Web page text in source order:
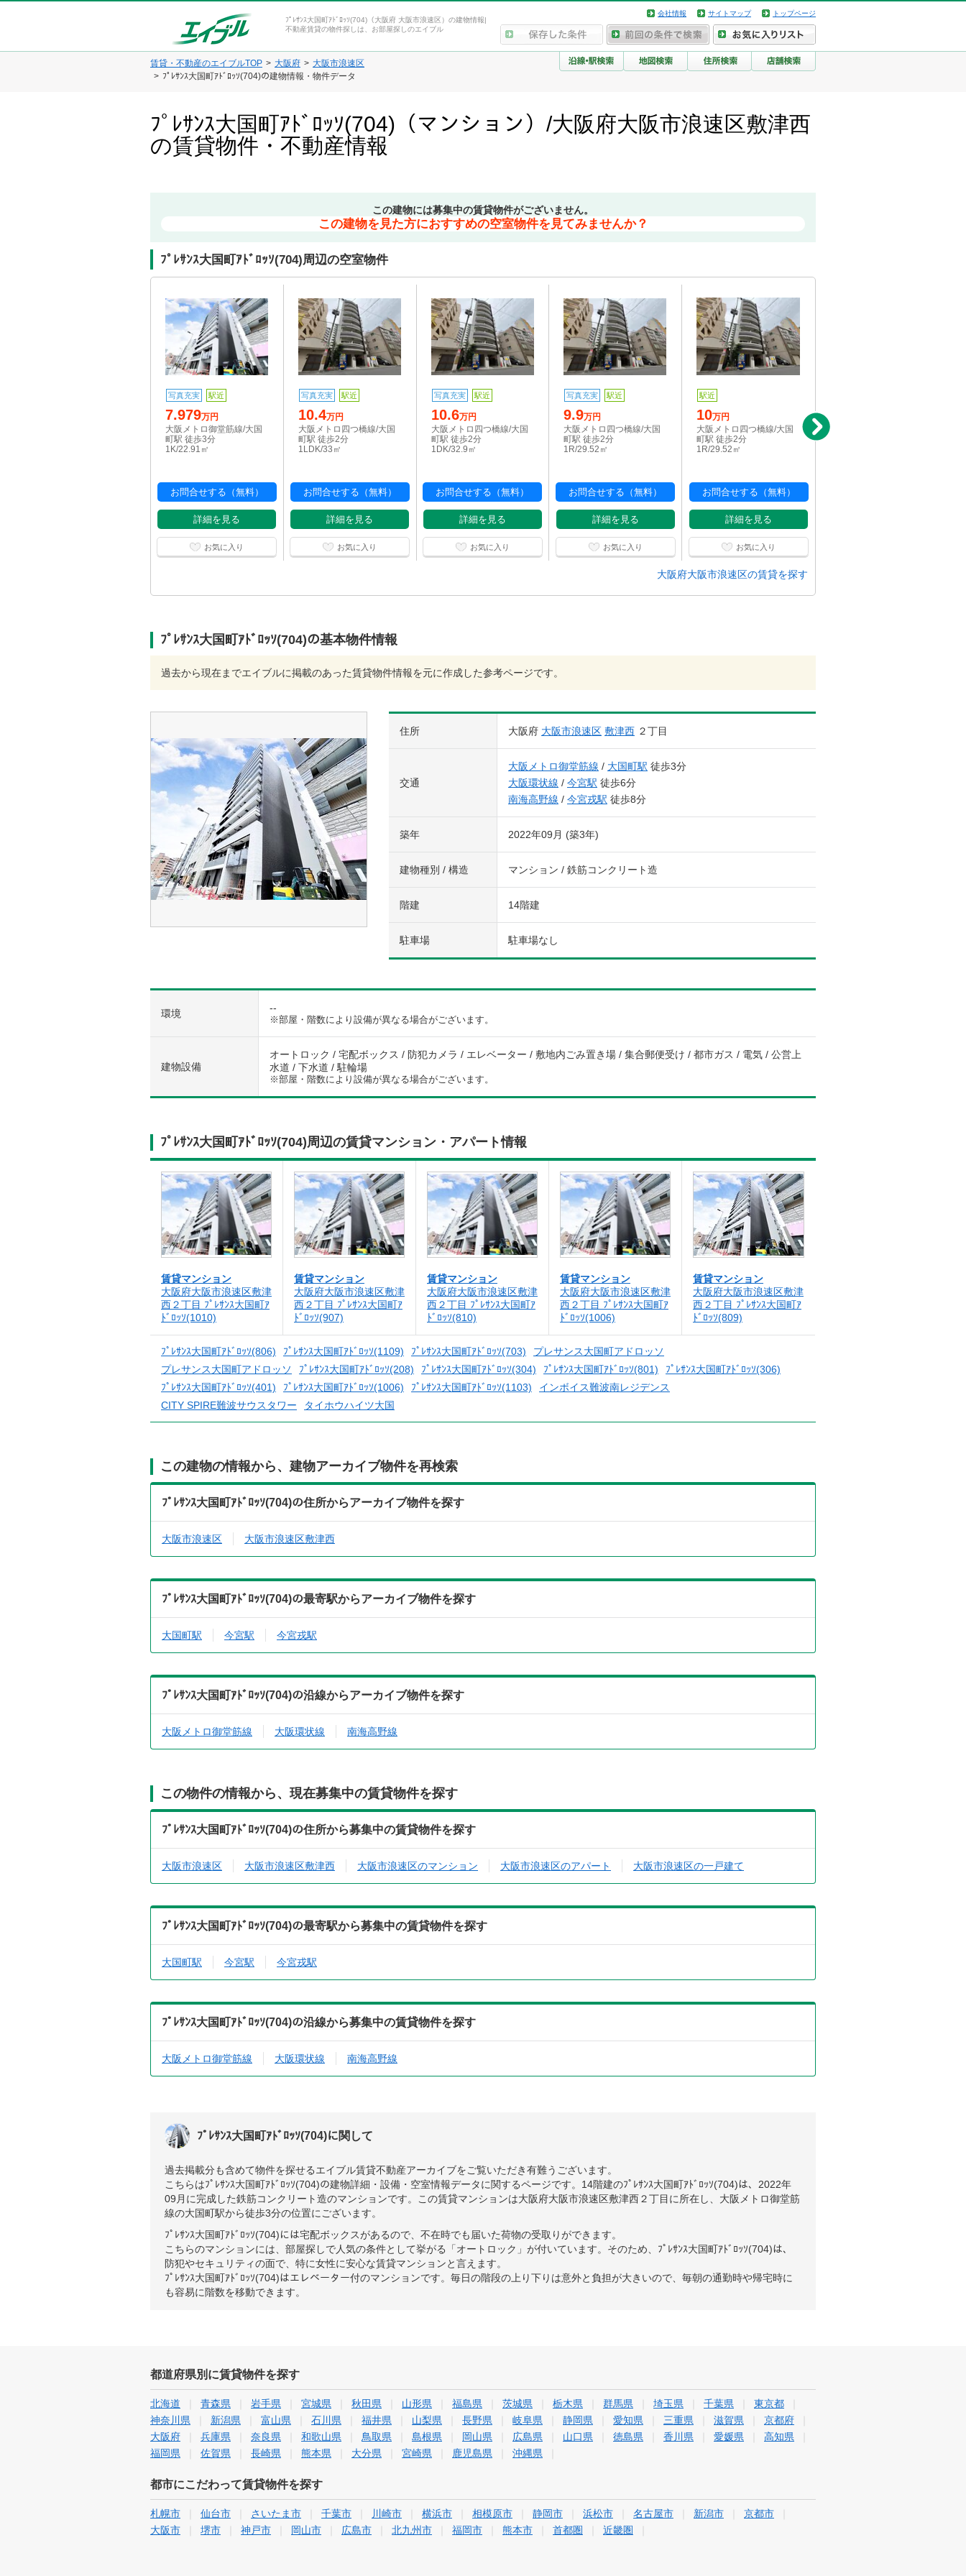
ﾌﾟﾚｻﾝｽ大国町ｱﾄﾞﾛｯｿ(704)（大阪府 大阪市浪速区）の建物情報|
不動産賃貸の物件探しは、お部屋探しのエイブル
会社情報 サイトマップ トップページ
賃貸・不動産のエイブルTOP 大阪府
大阪市浪速区
ﾌﾟﾚｻﾝｽ大国町ｱﾄﾞﾛｯｿ(704)の建物情報・物件データ
ﾌﾟﾚｻﾝｽ大国町ｱﾄﾞﾛｯｿ(704)（マンション）/大阪府大阪市浪速区敷津西
の賃貸物件・不動産情報
この建物には募集中の賃貸物件がございません。
この建物を見た方におすすめの空室物件を見てみませんか？
ﾌﾟﾚｻﾝｽ大国町ｱﾄﾞﾛｯｿ(704)周辺の空室物件
写真充実 駅近
7.979万円
大阪メトロ御堂筋線/大国
町駅 徒歩3分
1K/22.91㎡
お問合せする（無料）
詳細を見る
お気に入り
写真充実 駅近
10.4万円
大阪メトロ四つ橋線/大国
町駅 徒歩2分
1LDK/33㎡
お問合せする（無料）
詳細を見る
お気に入り
写真充実 駅近
10.6万円
大阪メトロ四つ橋線/大国
町駅 徒歩2分
1DK/32.9㎡
お問合せする（無料）
詳細を見る
お気に入り
写真充実 駅近
9.9万円
大阪メトロ四つ橋線/大国
町駅 徒歩2分
1R/29.52㎡
お問合せする（無料）
詳細を見る
お気に入り
駅近
10万円
大阪メトロ四つ橋線/大国
町駅 徒歩2分
1R/29.52㎡
お問合せする（無料）
詳細を見る
お気に入り
大阪メトロ四つ橋線/大国
大阪府大阪市浪速区の賃貸を探す
ﾌﾟﾚｻﾝｽ大国町ｱﾄﾞﾛｯｿ(704)の基本物件情報
過去から現在までエイブルに掲載のあった賃貸物件情報を元に作成した参考ページです。
住所 大阪府 大阪市浪速区 敷津西 ２丁目
交通
大阪メトロ御堂筋線 / 大国町駅 徒歩3分
大阪環状線 / 今宮駅 徒歩6分
南海高野線 / 今宮戎駅 徒歩8分
築年 2022年09月 (築3年)
建物種別 / 構造 マンション / 鉄筋コンクリート造
階建 14階建
駐車場 駐車場なし
環境 --
※部屋・階数により設備が異なる場合がございます。
建物設備
オートロック / 宅配ボックス / 防犯カメラ / エレベーター / 敷地内ごみ置き場 / 集合郵便受け / 都市ガス / 電気 / 公営上
水道 / 下水道 / 駐輪場
※部屋・階数により設備が異なる場合がございます。
ﾌﾟﾚｻﾝｽ大国町ｱﾄﾞﾛｯｿ(704)周辺の賃貸マンション・アパート情報
賃貸マンション
大阪府大阪市浪速区敷津
西２丁目 ﾌﾟﾚｻﾝｽ大国町ｱ
ﾄﾞﾛｯｿ(1010)
賃貸マンション
大阪府大阪市浪速区敷津
西２丁目 ﾌﾟﾚｻﾝｽ大国町ｱ
ﾄﾞﾛｯｿ(907)
賃貸マンション
大阪府大阪市浪速区敷津
西２丁目 ﾌﾟﾚｻﾝｽ大国町ｱ
ﾄﾞﾛｯｿ(810)
賃貸マンション
大阪府大阪市浪速区敷津
西２丁目 ﾌﾟﾚｻﾝｽ大国町ｱ
ﾄﾞﾛｯｿ(1006)
賃貸マンション
大阪府大阪市浪速区敷津
西２丁目 ﾌﾟﾚｻﾝｽ大国町ｱ
ﾄﾞﾛｯｿ(809)
ﾌﾟﾚｻﾝｽ大国町ｱﾄﾞﾛｯｿ(806) ﾌﾟﾚｻﾝｽ大国町ｱﾄﾞﾛｯｿ(1109) ﾌﾟﾚｻﾝｽ大国町ｱﾄﾞﾛｯｿ(703)
プレサンス大国町アドロッソ
プレサンス大国町アドロッソ
ﾌﾟﾚｻﾝｽ大国町ｱﾄﾞﾛｯｿ(208) ﾌﾟﾚｻﾝｽ大国町ｱﾄﾞﾛｯｿ(304) ﾌﾟﾚｻﾝｽ大国町ｱﾄﾞﾛｯｿ(801)
ﾌﾟﾚｻﾝｽ大国町ｱﾄﾞﾛｯｿ(306)
ﾌﾟﾚｻﾝｽ大国町ｱﾄﾞﾛｯｿ(401)
ﾌﾟﾚｻﾝｽ大国町ｱﾄﾞﾛｯｿ(1006) ﾌﾟﾚｻﾝｽ大国町ｱﾄﾞﾛｯｿ(1103)
インボイス難波南レジデンス
CITY SPIRE難波サウスタワー
タイホウハイツ大国
この建物の情報から、建物アーカイブ物件を再検索
ﾌﾟﾚｻﾝｽ大国町ｱﾄﾞﾛｯｿ(704)の住所からアーカイブ物件を探す
大阪市浪速区 大阪市浪速区敷津西
ﾌﾟﾚｻﾝｽ大国町ｱﾄﾞﾛｯｿ(704)の最寄駅からアーカイブ物件を探す
大国町駅 今宮駅 今宮戎駅
ﾌﾟﾚｻﾝｽ大国町ｱﾄﾞﾛｯｿ(704)の沿線からアーカイブ物件を探す
大阪メトロ御堂筋線 大阪環状線 南海高野線
この物件の情報から、現在募集中の賃貸物件を探す
ﾌﾟﾚｻﾝｽ大国町ｱﾄﾞﾛｯｿ(704)の住所から募集中の賃貸物件を探す
大阪市浪速区 大阪市浪速区敷津西 大阪市浪速区のマンション 大阪市浪速区のアパート 大阪市浪速区の一戸建て
ﾌﾟﾚｻﾝｽ大国町ｱﾄﾞﾛｯｿ(704)の最寄駅から募集中の賃貸物件を探す
大国町駅 今宮駅 今宮戎駅
ﾌﾟﾚｻﾝｽ大国町ｱﾄﾞﾛｯｿ(704)の沿線から募集中の賃貸物件を探す
大阪メトロ御堂筋線 大阪環状線 南海高野線
ﾌﾟﾚｻﾝｽ大国町ｱﾄﾞﾛｯｿ(704)に関して
過去掲載分も含めて物件を探せるエイブル賃貸不動産アーカイブをご覧いただき有難うございます。
こちらはﾌﾟﾚｻﾝｽ大国町ｱﾄﾞﾛｯｿ(704)の建物詳細・設備・空室情報データに関するページです。14階建のﾌﾟﾚｻﾝｽ大国町ｱﾄﾞﾛｯｿ(704)は、2022年
09月に完成した鉄筋コンクリート造のマンションです。この賃貸マンションは大阪府大阪市浪速区敷津西２丁目に所在し、大阪メトロ御堂筋
線の大国町駅から徒歩3分の位置にございます。
ﾌﾟﾚｻﾝｽ大国町ｱﾄﾞﾛｯｿ(704)には宅配ボックスがあるので、不在時でも届いた荷物の受取りができます。
こちらのマンションには、部屋探しで人気の条件として挙がる「オートロック」が付いています。そのため、ﾌﾟﾚｻﾝｽ大国町ｱﾄﾞﾛｯｿ(704)は、
防犯やセキュリティの面で、特に女性に安心な賃貸マンションと言えます。
ﾌﾟﾚｻﾝｽ大国町ｱﾄﾞﾛｯｿ(704)はエレベーター付のマンションです。毎日の階段の上り下りは意外と負担が大きいので、毎朝の通勤時や帰宅時に
も容易に階数を移動できます。
都道府県別に賃貸物件を探す
北海道 青森県 岩手県 宮城県 秋田県 山形県 福島県 茨城県 栃木県 群馬県 埼玉県 千葉県
東京都
神奈川県
新潟県 富山県 石川県 福井県 山梨県 長野県 岐阜県 静岡県 愛知県 三重県 滋賀県
京都府
大阪府
兵庫県 奈良県 和歌山県 鳥取県 島根県 岡山県 広島県 山口県 徳島県 香川県 愛媛県
高知県
福岡県
佐賀県 長崎県 熊本県 大分県 宮崎県 鹿児島県 沖縄県
都市にこだわって賃貸物件を探す
札幌市 仙台市 さいたま市 千葉市 川崎市 横浜市 相模原市 静岡市 浜松市 名古屋市 新潟市
京都市
大阪市
堺市 神戸市 岡山市 広島市 北九州市 福岡市 熊本市 首都圏 近畿圏